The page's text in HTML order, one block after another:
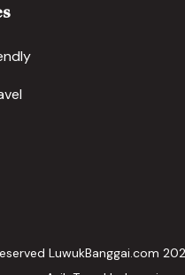
LuwukBanggai.com